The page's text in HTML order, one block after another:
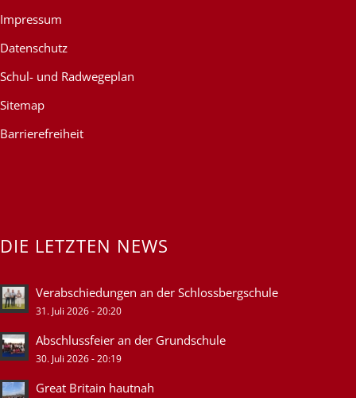
Impressum
Datenschutz
Schul- und Radwegeplan
Sitemap
Barrierefreiheit
DIE LETZTEN NEWS
Verabschiedungen an der Schlossbergschule
31. Juli 2026 - 20:20
Abschlussfeier an der Grundschule
30. Juli 2026 - 20:19
Great Britain hautnah